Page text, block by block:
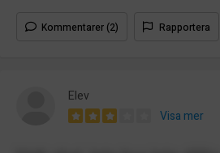
Kommentarer (2) Rapportera
Elev
Visa mer